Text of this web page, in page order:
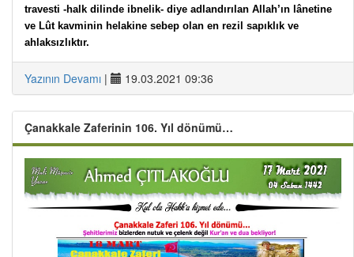
travesti -halk dilinde ibnelik- diye adlandırılan Allah’ın lânetine
ve Lût kavminin helakine sebep olan en rezil sapıklık ve
ahlaksızlıktır.
Yazının Devamı | 19.03.2021 09:36
Çanakkale Zaferinin 106. Yıl dönümü…